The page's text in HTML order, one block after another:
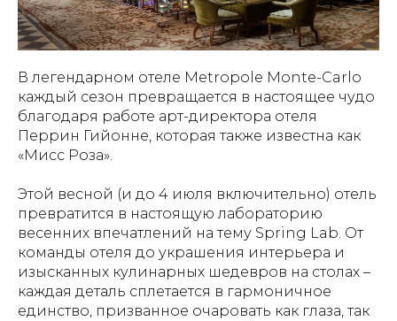
В легендарном отеле Metropole Monte-Carlo
каждый сезон превращается в настоящее чудо
благодаря работе арт-директора отеля
Перрин Гийонне, которая также известна как
«Мисс Роза».
Этой весной (и до 4 июля включительно) отель
превратится в настоящую лабораторию
весенних впечатлений на тему Spring Lab. От
команды отеля до украшения интерьера и
изысканных кулинарных шедевров на столах –
каждая деталь сплетается в гармоничное
единство, призванное очаровать как глаза, так